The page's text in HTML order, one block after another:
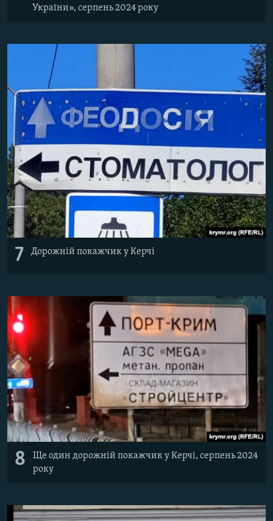
України», серпень 2024 року
7 Дорожній покажчик у Керчі
8
Ще один дорожній покажчик у Керчі, серпень 2024
року